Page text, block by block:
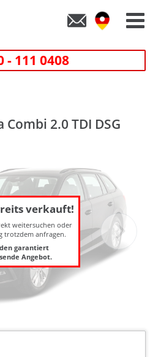
- 111 0408
Combi 2.0 TDI DSG
verkauft!
weitersuchen oder
trotzdem anfragen.
garantiert
Angebot.